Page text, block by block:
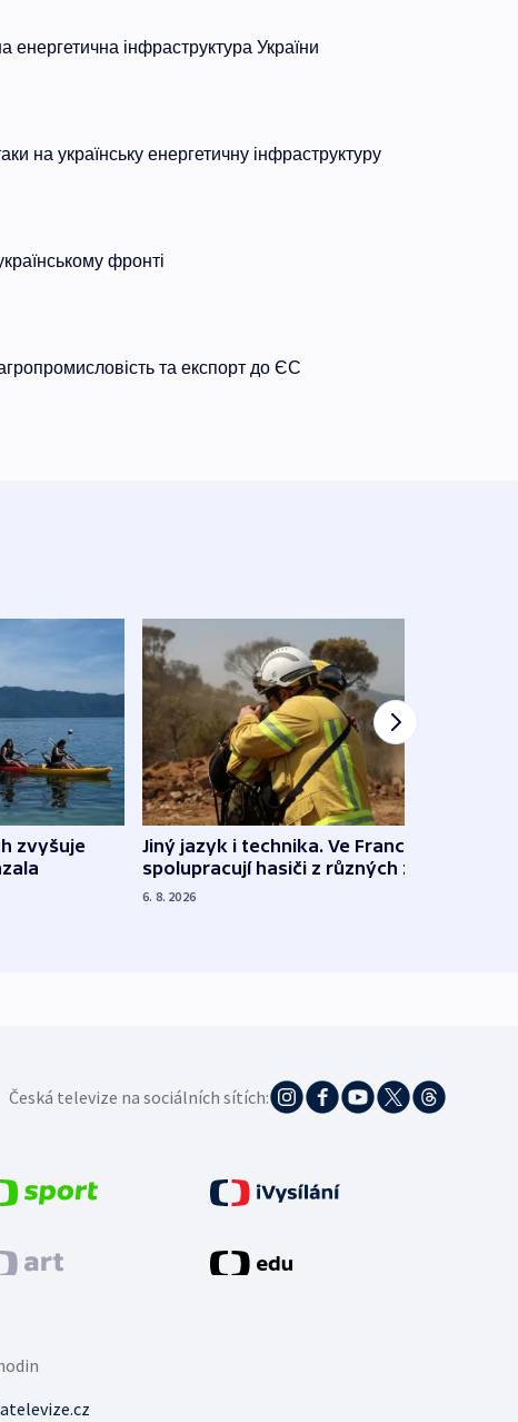
інфраструктура України
на українську енергетичну інфраструктуру
фронті
та експорт до ЄС
zvyšuje
Jiný jazyk i technika. Ve Francii
spolupracují hasiči z různých zemí
6. 8. 2026
Česká televize na sociálních sítích: